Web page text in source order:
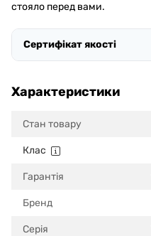
стояло перед вами.
Сертифікат якості
Характеристики
Стан товару
Клас
Гарантія
Бренд
Серія